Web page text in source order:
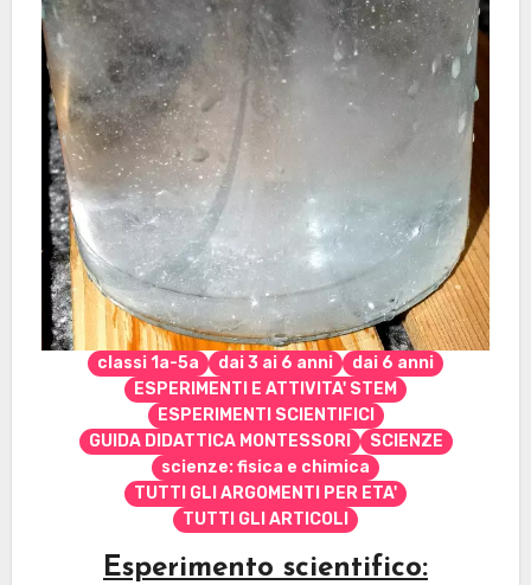
classi 1a-5a dai 3 ai 6 anni
dai 6 anni
ESPERIMENTI E ATTIVITA' STEM
ESPERIMENTI SCIENTIFICI
GUIDA DIDATTICA MONTESSORI
SCIENZE
scienze: fisica e chimica
TUTTI GLI ARGOMENTI PER ETA'
TUTTI GLI ARTICOLI
Esperimento scientifico: